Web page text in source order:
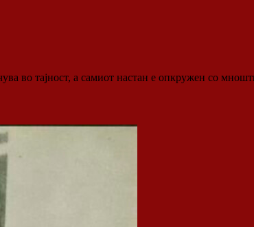
во тајност, а самиот настан е опкружен со